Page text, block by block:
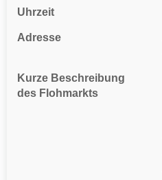
Uhrzeit
Adresse
Kurze Beschreibung
des Flohmarkts